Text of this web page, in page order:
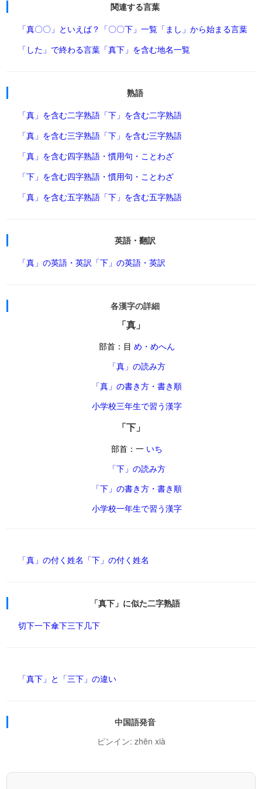
関連する言葉
「真〇〇」といえば？ 「〇〇下」一覧 「まし」から始まる言葉
「した」で終わる言葉 「真下」を含む地名一覧
熟語
「真」を含む二字熟語 「下」を含む二字熟語
「真」を含む三字熟語 「下」を含む三字熟語
「真」を含む四字熟語・慣用句・ことわざ
「下」を含む四字熟語・慣用句・ことわざ
「真」を含む五字熟語 「下」を含む五字熟語
英語・翻訳
「真」の英語・英訳 「下」の英語・英訳
各漢字の詳細
「真」
部首：目 め・めへん
「真」の読み方
「真」の書き方・書き順
小学校三年生で習う漢字
「下」
部首：一 いち
「下」の読み方
「下」の書き方・書き順
小学校一年生で習う漢字
「真」の付く姓名 「下」の付く姓名
「真下」に似た二字熟語
切下一下傘下三下几下
「真下」と「三下」の違い
中国語発音
ピンイン: zhēn xià